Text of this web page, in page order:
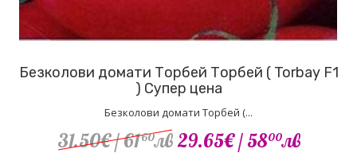
Безколови домати Торбей Торбей ( Torbay F1
) Супер цена
Безколови домати Торбей (...
31.50€/ 6160лв 29.65€/ 5800лв